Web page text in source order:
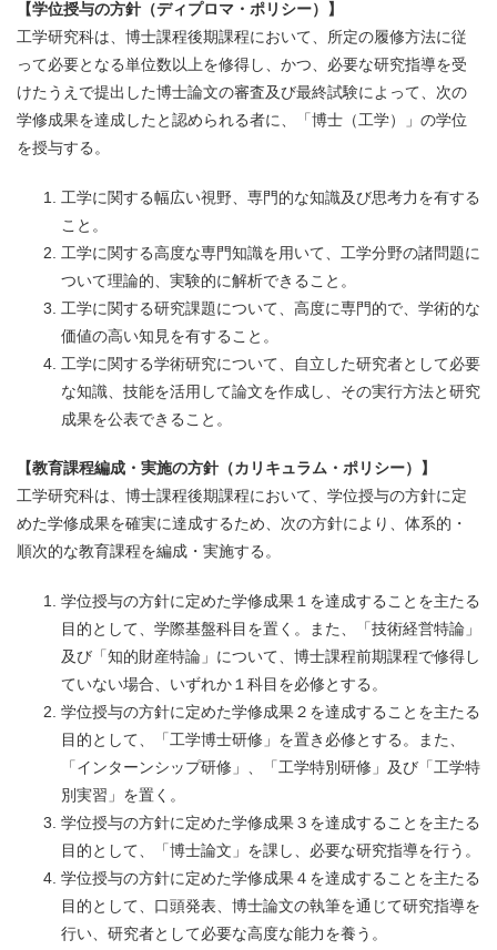
【学位授与の方針（ディプロマ・ポリシー）】
工学研究科は、博士課程後期課程において、所定の履修方法に従
って必要となる単位数以上を修得し、かつ、必要な研究指導を受
けたうえで提出した博士論文の審査及び最終試験によって、次の
学修成果を達成したと認められる者に、「博士（工学）」の学位
を授与する。
工学に関する幅広い視野、専門的な知識及び思考力を有する
こと。
工学に関する高度な専門知識を用いて、工学分野の諸問題に
ついて理論的、実験的に解析できること。
工学に関する研究課題について、高度に専門的で、学術的な
価値の高い知見を有すること。
工学に関する学術研究について、自立した研究者として必要
な知識、技能を活用して論文を作成し、その実行方法と研究
成果を公表できること。
【教育課程編成・実施の方針（カリキュラム・ポリシー）】
工学研究科は、博士課程後期課程において、学位授与の方針に定
めた学修成果を確実に達成するため、次の方針により、体系的・
順次的な教育課程を編成・実施する。
学位授与の方針に定めた学修成果１を達成することを主たる
目的として、学際基盤科目を置く。また、「技術経営特論」
及び「知的財産特論」について、博士課程前期課程で修得し
ていない場合、いずれか１科目を必修とする。
学位授与の方針に定めた学修成果２を達成することを主たる
目的として、「工学博士研修」を置き必修とする。また、
「インターンシップ研修」、「工学特別研修」及び「工学特
別実習」を置く。
学位授与の方針に定めた学修成果３を達成することを主たる
目的として、「博士論文」を課し、必要な研究指導を行う。
学位授与の方針に定めた学修成果４を達成することを主たる
目的として、口頭発表、博士論文の執筆を通じて研究指導を
行い、研究者として必要な高度な能力を養う。